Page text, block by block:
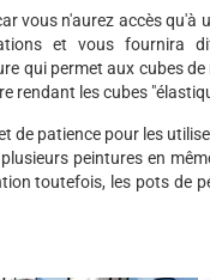
vous n'aurez accès
et vous fournira
qui permet aux cubes
rendant les cubes
de patience pour les
peintures en
toutefois, les pots de